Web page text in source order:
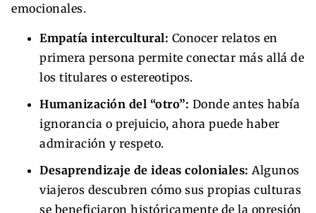
emocionales.
Empatía intercultural: Conocer relatos en
primera persona permite conectar más allá de
los titulares o estereotipos.
Humanización del “otro”: Donde antes había
ignorancia o prejuicio, ahora puede haber
admiración y respeto.
Desaprendizaje de ideas coloniales: Algunos
viajeros descubren cómo sus propias culturas
se beneficiaron históricamente de la opresión